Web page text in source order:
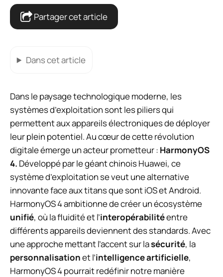
Partager cet article
Dans cet article
Dans le paysage technologique moderne, les
systèmes d’exploitation sont les piliers qui
permettent aux appareils électroniques de déployer
leur plein potentiel. Au cœur de cette révolution
digitale émerge un acteur prometteur : HarmonyOS
4. Développé par le géant chinois Huawei, ce
système d’exploitation se veut une alternative
innovante face aux titans que sont iOS et Android.
HarmonyOS 4 ambitionne de créer un écosystème
unifié, où la fluidité et l’interopérabilitéentre
différents appareils deviennent des standards. Avec
une approche mettant l’accent sur lasécurité, la
personnalisationet l’intelligence artificielle,
HarmonyOS 4 pourrait redéfinir notre manière